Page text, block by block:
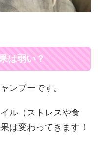
は弱い？
ンプーです。
ル（ストレスや食
は変わってきます！